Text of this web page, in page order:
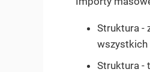
Struktura -
wszystkich
Struktura -